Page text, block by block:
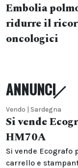
Embolia
ridurre il
oncologici
ANNUNCI
Vendo | Sardegna
Si vende
HM70A
Si vende Ecografo
carrello e